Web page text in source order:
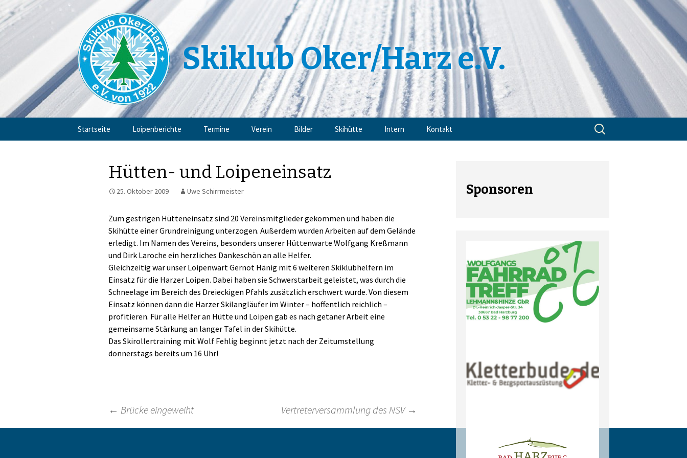
Skiklub Oker/Harz e.V.
Startseite Loipenberichte Termine Verein
Trainingsangebote
Sponsoren
Links
Bilder Skihütte Intern Kontakt
Suchen
nach:
Hütten- und Loipeneinsatz
25. Oktober 2009 Uwe Schirrmeister
Zum gestrigen Hütteneinsatz sind 20 Vereinsmitglieder gekommen und haben die
Skihütte einer Grundreinigung unterzogen. Außerdem wurden Arbeiten auf dem Gelände
erledigt. Im Namen des Vereins, besonders unserer Hüttenwarte Wolfgang Kreßmann
und Dirk Laroche ein herzliches Dankeschön an alle Helfer.
Gleichzeitig war unser Loipenwart Gernot Hänig mit 6 weiteren Skiklubhelfern im
Einsatz für die Harzer Loipen. Dabei haben sie Schwerstarbeit geleistet, was durch die
Schneelage im Bereich des Dreieckigen Pfahls zusätzlich erschwert wurde. Von diesem
Einsatz können dann die Harzer Skilangläufer im Winter – hoffentlich reichlich –
profitieren. Für alle Helfer an Hütte und Loipen gab es nach getaner Arbeit eine
gemeinsame Stärkung an langer Tafel in der Skihütte.
Das Skirollertraining mit Wolf Fehlig beginnt jetzt nach der Zeitumstellung
donnerstags bereits um 16 Uhr!
Beitragsnavigation
← Brücke eingeweiht Vertreterversammlung des NSV →
Sponsoren